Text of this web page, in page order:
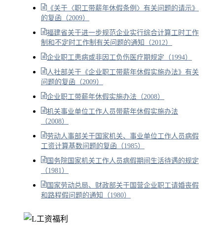
《关于〈职工带薪年休假条例〉有关问题的请示》
的复函（2009）
福建省关于进一步规范企业实行综合计算工时工作
制和不定时工作制有关问题的通知（2012）
企业职工患病或非因工负伤医疗期规定（1994）
人社部关于《企业职工带薪年休假实施办法》有关
问题的复函（2009）
企业职工带薪年休假实施办法（2008）
机关事业单位工作人员带薪年休假实施办法
（2008）
劳动人事部关于国家机关、事业单位工作人员病假
工资计算基数问题的复函（1985）
国务院国家机关工作人员病假期间生活待遇的规定
（1981）
国家劳动总局、财政部关于国营企业职工请婚丧假
和路程假问题的通知（1980）